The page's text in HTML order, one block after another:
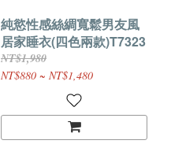
純慾性感絲綢寬鬆男友風
居家睡衣(四色兩款)T7323
NT$1,980
NT$880 ~ NT$1,480